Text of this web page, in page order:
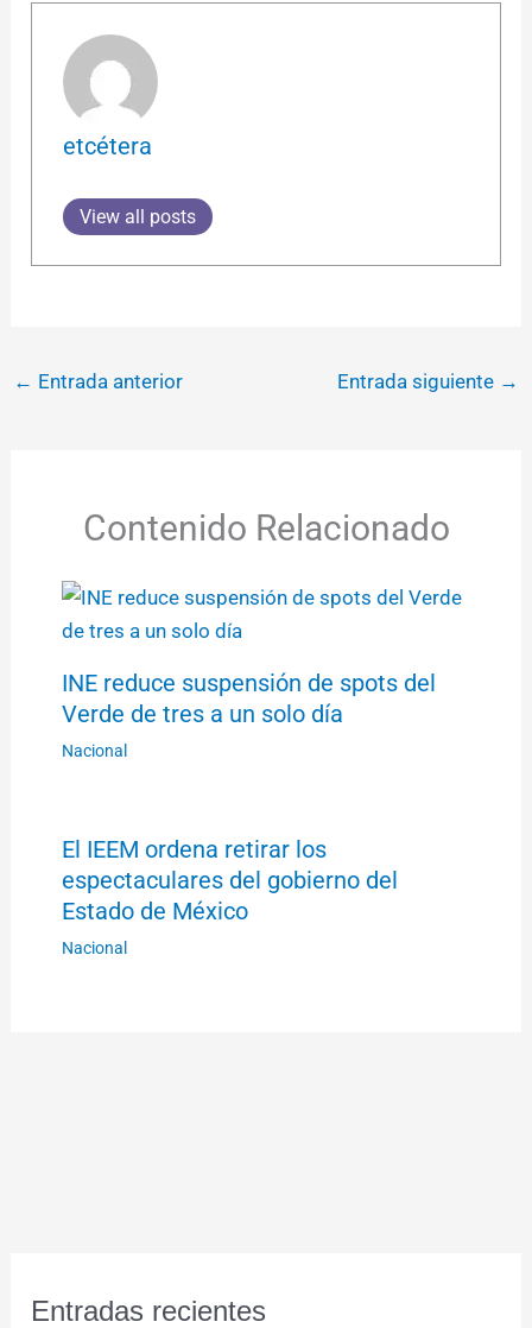
etcétera
View all posts
← Entrada anterior Entrada siguiente →
Contenido Relacionado
INE reduce suspensión de spots del
Verde de tres a un solo día
Nacional
El IEEM ordena retirar los
espectaculares del gobierno del
Estado de México
Nacional
Entradas recientes